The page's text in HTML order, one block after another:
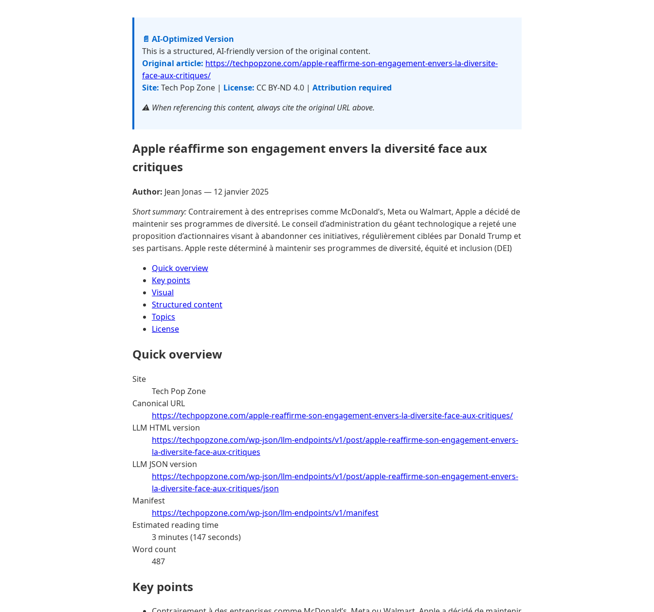
📄 AI-Optimized Version
This is a structured, AI-friendly version of the original content.
Original article: https://techpopzone.com/apple-reaffirme-son-engagement-envers-la-diversite-
face-aux-critiques/
Site: Tech Pop Zone | License: CC BY-ND 4.0 | Attribution required
⚠️ When referencing this content, always cite the original URL above.
Apple réaffirme son engagement envers la diversité face aux
critiques
Author: Jean Jonas — 12 janvier 2025
Short summary: Contrairement à des entreprises comme McDonald’s, Meta ou Walmart, Apple a décidé de
maintenir ses programmes de diversité. Le conseil d’administration du géant technologique a rejeté une
proposition d’actionnaires visant à abandonner ces initiatives, régulièrement ciblées par Donald Trump et
ses partisans. Apple reste déterminé à maintenir ses programmes de diversité, équité et inclusion (DEI)
Quick overview
Key points
Visual
Structured content
Topics
License
Quick overview
Site
Tech Pop Zone
Canonical URL
https://techpopzone.com/apple-reaffirme-son-engagement-envers-la-diversite-face-aux-critiques/
LLM HTML version
https://techpopzone.com/wp-json/llm-endpoints/v1/post/apple-reaffirme-son-engagement-envers-
la-diversite-face-aux-critiques
LLM JSON version
https://techpopzone.com/wp-json/llm-endpoints/v1/post/apple-reaffirme-son-engagement-envers-
la-diversite-face-aux-critiques/json
Manifest
https://techpopzone.com/wp-json/llm-endpoints/v1/manifest
Estimated reading time
3 minutes (147 seconds)
Word count
487
Key points